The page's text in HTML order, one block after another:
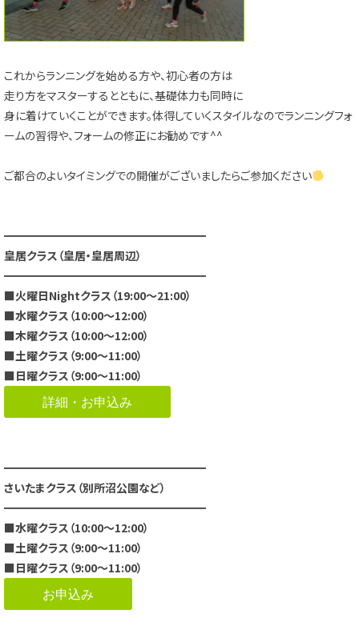
これからランニングを始める方や、初心者の方は
走り方をマスターするとともに、基礎体力も同時に
身に着けていくことができます。体得していくスタイルなのでランニングフォ
ームの習得や、フォームの修正にお勧めです^^
ご都合のよいタイミングでの開催がございましたらご参加ください
━━━━━━━━━━━━━━━━━━
皇居クラス （皇居・皇居周辺）
━━━━━━━━━━━━━━━━━━
■火曜日Nightクラス（19:00～21:00）
■水曜クラス（10:00～12:00）
■木曜クラス（10:00～12:00）
■土曜クラス（9:00～11:00）
■日曜クラス（9:00～11:00）
詳細・お申込み
━━━━━━━━━━━━━━━━━━
さいたまクラス（別所沼公園など）
━━━━━━━━━━━━━━━━━━
■水曜クラス（10:00～12:00）
■土曜クラス（9:00～11:00）
■日曜クラス（9:00～11:00）
お申込み